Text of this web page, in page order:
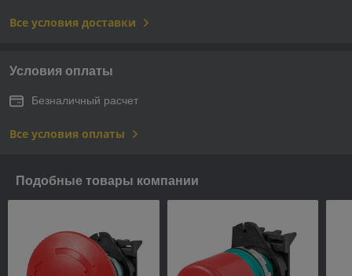
Все условия доставки
Условия оплаты
Безналичный расчет
Все условия оплаты
Подобные товары компании